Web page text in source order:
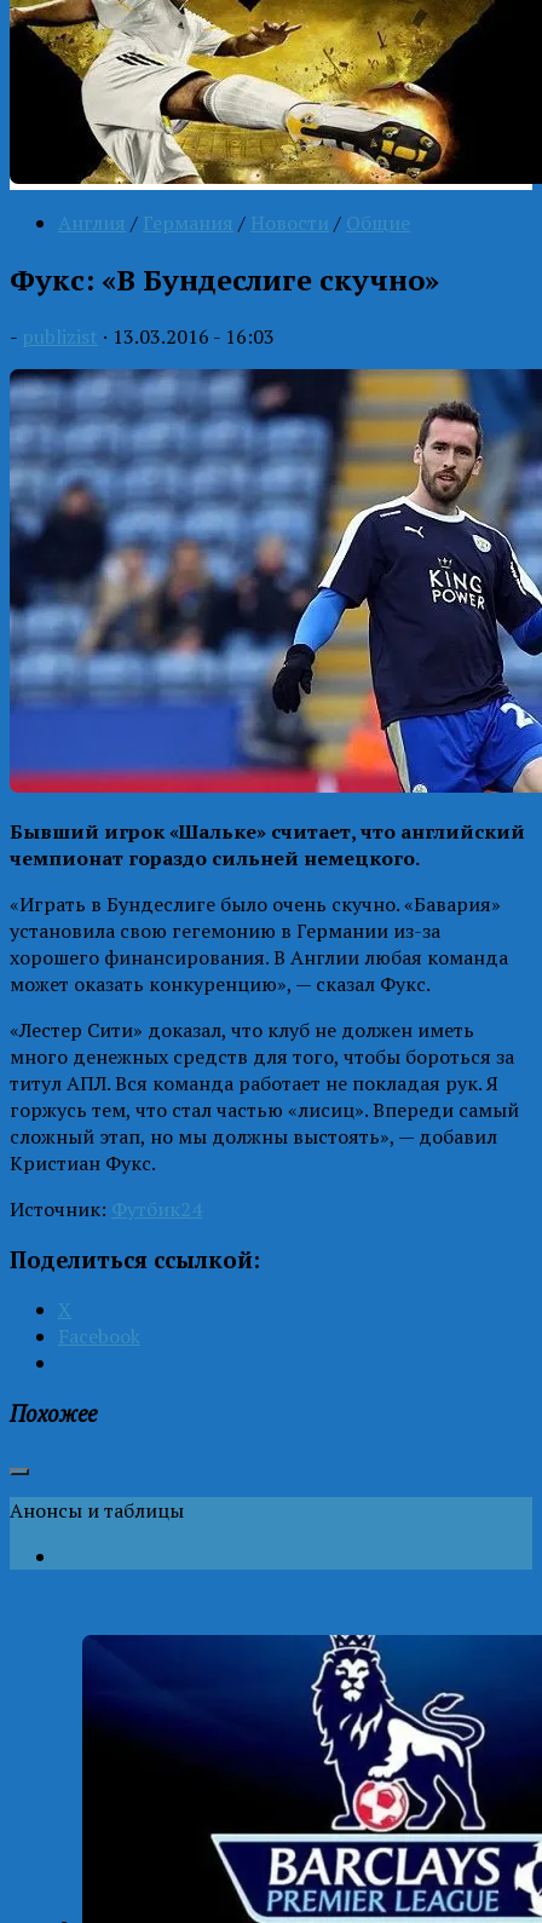
Англия / Германия / Новости / Общие
Фукс: «В Бундеслиге скучно»
- publizist · 13.03.2016 - 16:03
Бывший игрок «Шальке» считает, что английский
чемпионат гораздо сильней немецкого.
«Играть в Бундеслиге было очень скучно. «Бавария»
установила свою гегемонию в Германии из-за
хорошего финансирования. В Англии любая команда
может оказать конкуренцию», — сказал Фукс.
«Лестер Сити» доказал, что клуб не должен иметь
много денежных средств для того, чтобы бороться за
титул АПЛ. Вся команда работает не покладая рук. Я
горжусь тем, что стал частью «лисиц». Впереди самый
сложный этап, но мы должны выстоять», — добавил
Кристиан Фукс.
Источник: Футбик24
Поделиться ссылкой:
X
Facebook
Похожее
Анонсы и таблицы